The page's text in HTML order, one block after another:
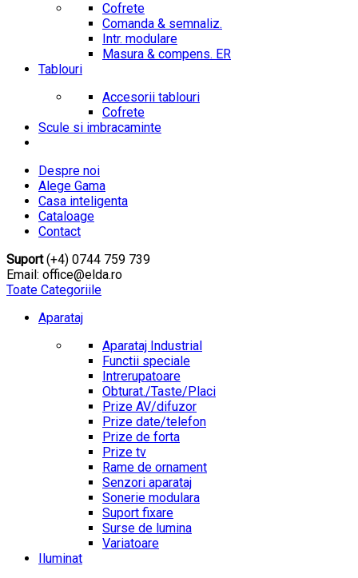
Cofrete
Comanda & semnaliz.
Intr. modulare
Masura & compens. ER
Tablouri
Accesorii tablouri
Cofrete
Scule si imbracaminte
Despre noi
Alege Gama
Casa inteligenta
Cataloage
Contact
Suport(+4) 0744 759 739
Email: office@elda.ro
Toate Categoriile
Aparataj
Aparataj Industrial
Functii speciale
Intrerupatoare
Obturat./Taste/Placi
Prize AV/difuzor
Prize date/telefon
Prize de forta
Prize tv
Rame de ornament
Senzori aparataj
Sonerie modulara
Suport fixare
Surse de lumina
Variatoare
Iluminat